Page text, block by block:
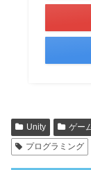
Unity ゲー
プログラミング